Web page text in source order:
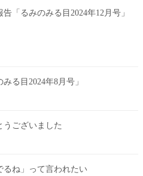
「るみのみる目2024年12月号」
る目2024年8月号」
うございました
るね」って言われたい